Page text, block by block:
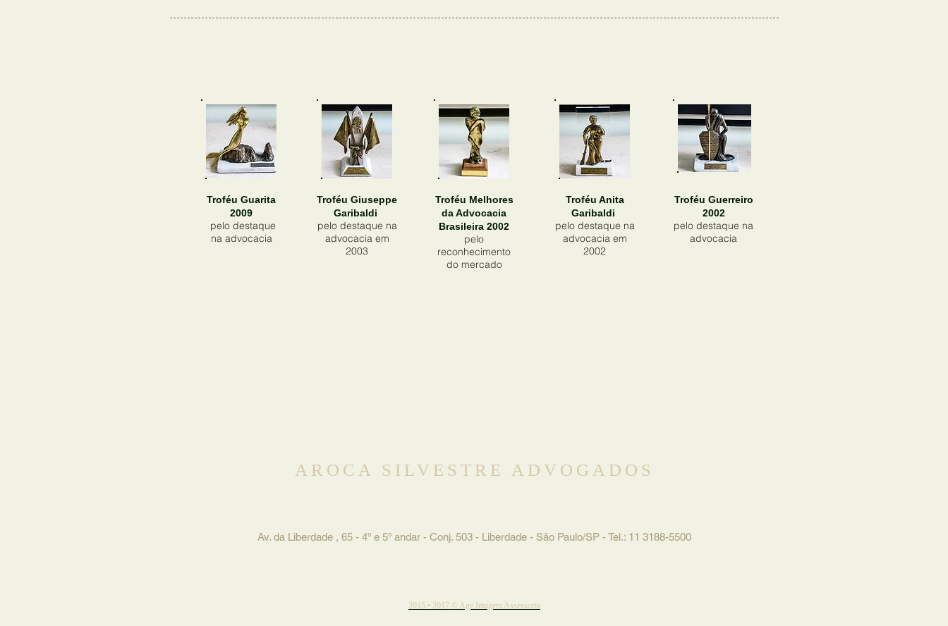
Troféu Guarita
2009
pelo destaque
na advocacia
Troféu Giuseppe
Garibaldi
pelo destaque na
advocacia em
2003
Troféu Melhores
da Advocacia
Brasileira 2002
pelo
reconhecimento
do mercado
Troféu Anita
Garibaldi
pelo destaque na
advocacia em
2002
Troféu Guerreiro
2002
pelo destaque na
advocacia
2015 • 2017 © Age Imagem Assessoria
Av. da Liberdade , 65 - 4º e 5º andar - Conj. 503 - Liberdade - São Paulo/SP -Tel.: 11 3188-5500
AROCA SILVESTRE ADVOGADOS